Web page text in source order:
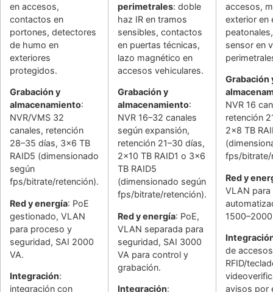
en accesos,
contactos en
portones, detectores
de humo en
exteriores
protegidos.
Grabación y
almacenamiento:
NVR/VMS 32
canales, retención
28–35 días, 3x6 TB
RAID5 (dimensionado
según
fps/bitrate/retención).
Red y energía: PoE
gestionado, VLAN
para proceso y
seguridad, SAI 2000
VA.
Integración:
integración con
perimetrales: doble
haz IR en tramos
sensibles, contactos
en puertas técnicas,
lazo magnético en
accesos vehiculares.
Grabación y
almacenamiento:
NVR 16–32 canales
según expansión,
retención 21–30 días,
2x10 TB RAID1 o 3x6
TB RAID5
(dimensionado según
fps/bitrate/retención).
Red y energía: PoE,
VLAN separada para
seguridad, SAI 3000
VA para control y
grabación.
Integración:
accesos,
exterior en
sensor en
Grabación
NVR 16
retención
2x8 TB
fps/bitrate/
Red y
VLAN para
de
RFID/
avisos por